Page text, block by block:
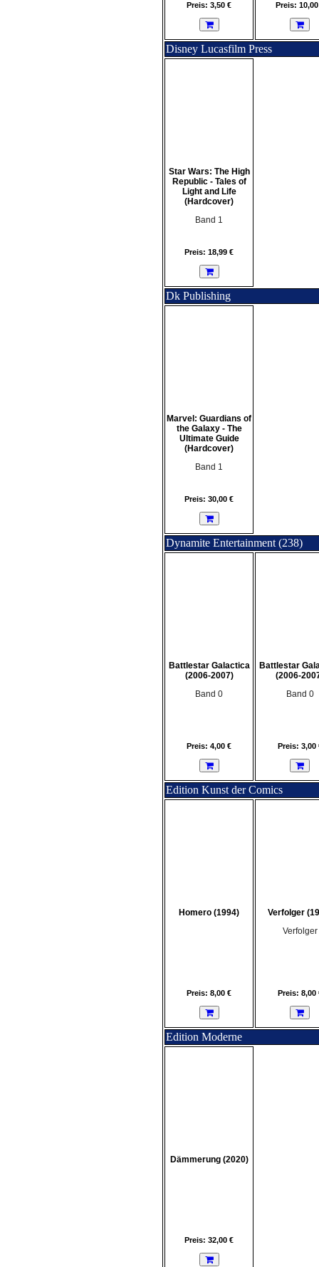
Preis: 3,50 € Preis: 10,00
Disney Lucasfilm Press
Star Wars: The High
Republic - Tales of
Light and Life
(Hardcover)
Band 1
Preis: 18,99 €
Dk Publishing
Marvel: Guardians of
the Galaxy - The
Ultimate Guide
(Hardcover)
Band 1
Preis: 30,00 €
Dynamite Entertainment (238)
Battlestar Galactica
(2006-2007)
Band 0
Preis: 4,00 €
Battlestar
(2006-
Band 0
Preis: 3,00
Edition Kunst der Comics
Homero (1994)
Preis: 8,00 €
Verfolger
Verfolger
Preis: 8,00
Edition Moderne
Dämmerung (2020)
Preis: 32,00 €